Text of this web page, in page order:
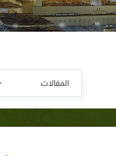
المقالات